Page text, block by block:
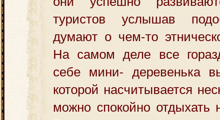
туристов услышав
думают о чем-то
На самом деле все
себе мини- деревенька
которой насчитывается
можно спокойно